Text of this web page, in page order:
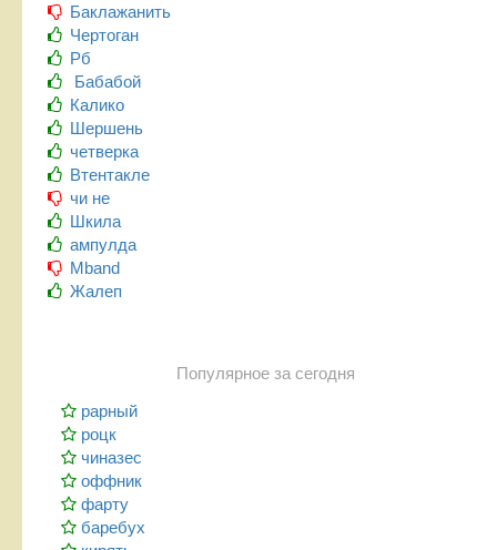
Баклажанить
Чертоган
Рб
Бабабой
Калико
Шершень
четверка
Втентакле
чи не
Шкила
ампулда
Mband
Жалеп
Популярное за сегодня
рарный
роцк
чиназес
оффник
фарту
баребух